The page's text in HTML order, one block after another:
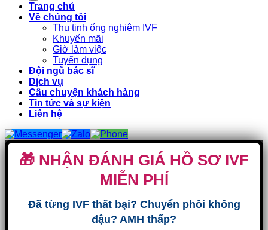
Trang chủ
Về chúng tôi
Thụ tinh ống nghiệm IVF
Khuyến mãi
Giờ làm việc
Tuyển dụng
Đội ngũ bác sĩ
Dịch vụ
Câu chuyện khách hàng
Tin tức và sự kiện
Liên hệ
🎁 NHẬN ĐÁNH GIÁ HỒ SƠ IVF
MIỄN PHÍ
Đã từng IVF thất bại? Chuyển phôi không
đậu? AMH thấp?